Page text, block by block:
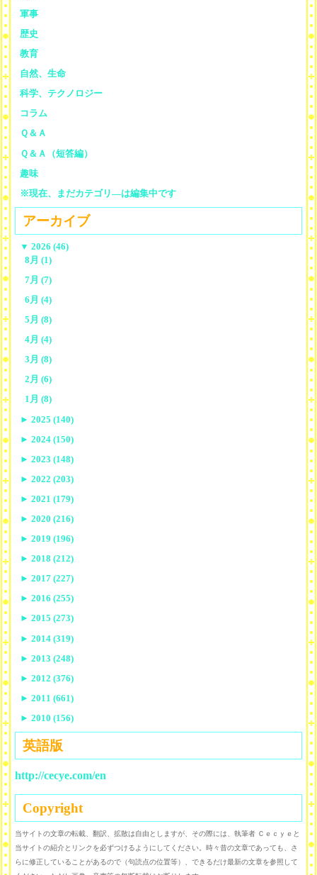
軍事
歴史
教育
自然、生命
科学、テクノロジー
コラム
Ｑ＆Ａ
Ｑ＆Ａ（短答編）
趣味
※現在、まだカテゴリ—は編集中です
アーカイブ
▼ 2026 (46)
8月 (1)
7月 (7)
6月 (4)
5月 (8)
4月 (4)
3月 (8)
2月 (6)
1月 (8)
► 2025 (140)
► 2024 (150)
► 2023 (148)
► 2022 (203)
► 2021 (179)
► 2020 (216)
► 2019 (196)
► 2018 (212)
► 2017 (227)
► 2016 (255)
► 2015 (273)
► 2014 (319)
► 2013 (248)
► 2012 (376)
► 2011 (661)
► 2010 (156)
英語版
http://cecye.com/en
Copyright
当サイトの文章の転載、翻訳、拡散は自由としますが、その際には、執筆者 Ｃｅｃｙｅと
当サイトの紹介とリンクを必ずつけるようにしてください。時々昔の文章であっても、さ
らに修正していることがあるので（句読点の位置等）、できるだけ最新の文章を参照して